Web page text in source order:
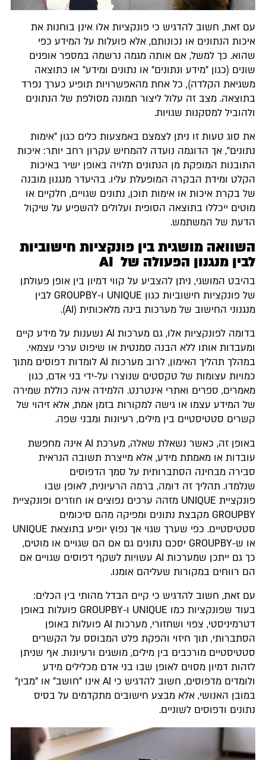
עם זאת, חשוב להדגיש כי פונקציות אלו אינן בוחנות את
איכות הנתונים או נכונותם, אלא פועלות על המידע כפי
שהוא. כך למשל, אם אותה מגמה נרשמה במספר אופנים
שונים (כגון "מידע ונתונים" או נתונים ומידע" או כתוצאה
משגיאת הקלדה), כל אחת מהאפשרויות תופיע כערך נפרד
בתוצאה. מצב זה עלול ליצור תמונה מסולפת של הנתונים
ולהוביל למסקנות שגויות.
את סוג טעות זו ניתן לצמצם באמצעות כלים כגון "אימות
נתונים", אך הדוגמה נועדה להמחיש עקרון רחב יותר: איכות
התובנות המופקת מן הנתונים תלויה באופן ישיר באיכות
הקלט ומידת הבקרה המופעלת עליו. בהיעדר מנגנון מובנה
של בקרת איכות או אימות תוכן, נתונים שגויים, חלקיים או
מוטים ייכללו בתוצאה הסופית ועלולים להשפיע על שיקול
הדעת של המשתמש.
השוואה מושגית בין פונקציות חישוביות
לבין מנגנון הפעולה של AI
בהיבט המושגי, ניתן להצביע על קווי דמיון בין אופן פעולתן
של פונקציות חישוביות כגון ‎UNIQUE‎ ו-‎GROUPBY‎ לבין
מנגנוני החישוב של מערכות בינה מלאכותית (AI).
בדומה לפונקציות אלו, גם מערכות AI נשענות על מידע קיים
ומעבדות אותו ללא הבנה סמנטית או שיפוט ערכי עצמאי.
במהלך תהליך האימון, לרוב מערכות AI לומדות דפוסים מתוך
כמויות עצומות של טקסטים שנוצרו על-ידי בני אדם, כגון
מאמרים, ספרים ואתרי אינטרנט. הלמידה אינה כוללת שמירה
של המידע עצמו או גישה למקורות בזמן אמת, אלא זיהוי של
קשרים סטטיסטיים בין מילים, רעיונות ומבני שפה.
באופן זה, כאשר נשאלת שאלה, מערכת AI אינה מחפשת
עובדות או מאמתת מידע, אלא מייצרת תשובה הנראית
סבירה מבחינה הסתברותית על סמך הדפוסים
שנלמדו. תהליך זה דומה, ברמה הרעיונית, לאופן שבו
פונקציית UNIQUE מזהה ערכים נפוצים או חוזרים ופונקציית
GROUPBY מקבצת נתונים ומפיקה מהם סיכומים
סטטיסטיים. כפי שערך שגוי אך נפוץ יופיע בתוצאת UNIQUE
או ש-GROUPBY יסכם נתונים גם אם הם שגויים או מוטים,
כך גם ייתכן שמערכות AI עשויות לשקף דפוסים שגויים אם
הם רווחים במקורות שעליהם אומנו.
עם זאת, חשוב להדגיש כי קיים הבדל מהותי בין הכלים:
בעוד שפונקציות כמו UNIQUE ו-GROUPBY פועלות באופן
דטרמיניסטי, צפוי ושחזורי, מערכות AI פועלות באופן
הסתברותי, תוך חיזוי והפקת פלט המבוסס על הקשרים
סטטיסטיים מורכבים בין מילים, מושגים ורעיונות. אף שניתן
לזהות דמיון מסוים לאופן שבו בני אדם מכלילים מידע
ולומדים מדפוסים, חשוב להדגיש כי AI אינו "חושב" או "מבין"
במובן האנושי, אלא מבצע חישובים מתקדמים על בסיס
נתונים ודפוסים לשוניים.